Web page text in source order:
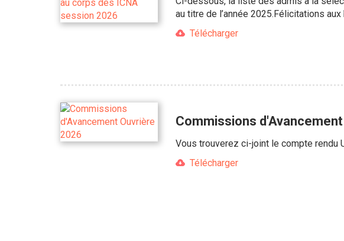
au titre de l’année 2025.Félicitations
Télécharger
Commissions
Vous trouverez ci-joint le compte rendu
Télécharger